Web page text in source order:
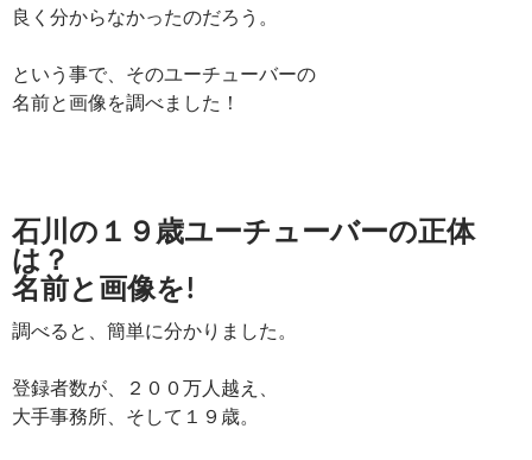
良く分からなかったのだろう。
という事で、そのユーチューバーの
名前と画像を調べました！
石川の１９歳ユーチューバーの正体
は？
名前と画像を!
調べると、簡単に分かりました。
登録者数が、２００万人越え、
大手事務所、そして１９歳。